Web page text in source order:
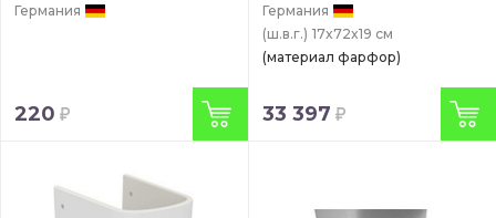
Германия
220
Германия
(ш.в.г.) 17x72x19 см
(материал фарфор)
33 397